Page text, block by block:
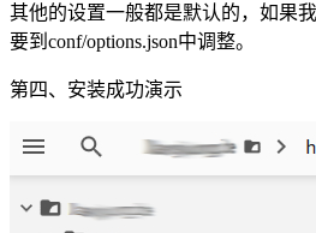
其他的设置一般都是默认的，如果
要到conf/options.json中调整。
第四、安装成功演示